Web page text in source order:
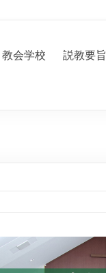
教会学校 説教要旨